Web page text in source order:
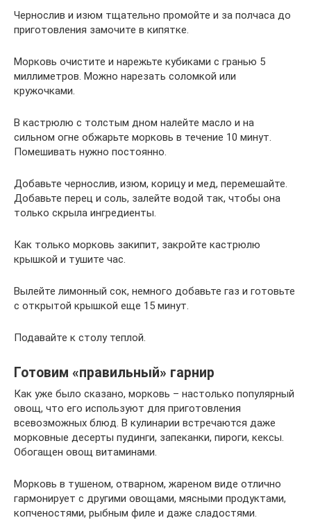
Чернослив и изюм тщательно промойте и за полчаса до
приготовления замочите в кипятке.
Морковь очистите и нарежьте кубиками с гранью 5
миллиметров. Можно нарезать соломкой или
кружочками.
В кастрюлю с толстым дном налейте масло и на
сильном огне обжарьте морковь в течение 10 минут.
Помешивать нужно постоянно.
Добавьте чернослив, изюм, корицу и мед, перемешайте.
Добавьте перец и соль, залейте водой так, чтобы она
только скрыла ингредиенты.
Как только морковь закипит, закройте кастрюлю
крышкой и тушите час.
Вылейте лимонный сок, немного добавьте газ и готовьте
с открытой крышкой еще 15 минут.
Подавайте к столу теплой.
Готовим «правильный» гарнир
Как уже было сказано, морковь – настолько популярный
овощ, что его используют для приготовления
всевозможных блюд. В кулинарии встречаются даже
морковные десерты пудинги, запеканки, пироги, кексы.
Обогащен овощ витаминами.
Морковь в тушеном, отварном, жареном виде отлично
гармонирует с другими овощами, мясными продуктами,
копченостями, рыбным филе и даже сладостями.